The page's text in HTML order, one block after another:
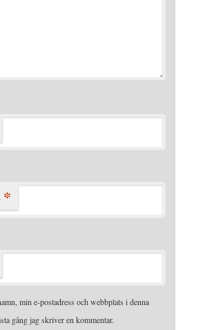
*
min e-postadress och webbplats i denna
gång jag skriver en kommentar.